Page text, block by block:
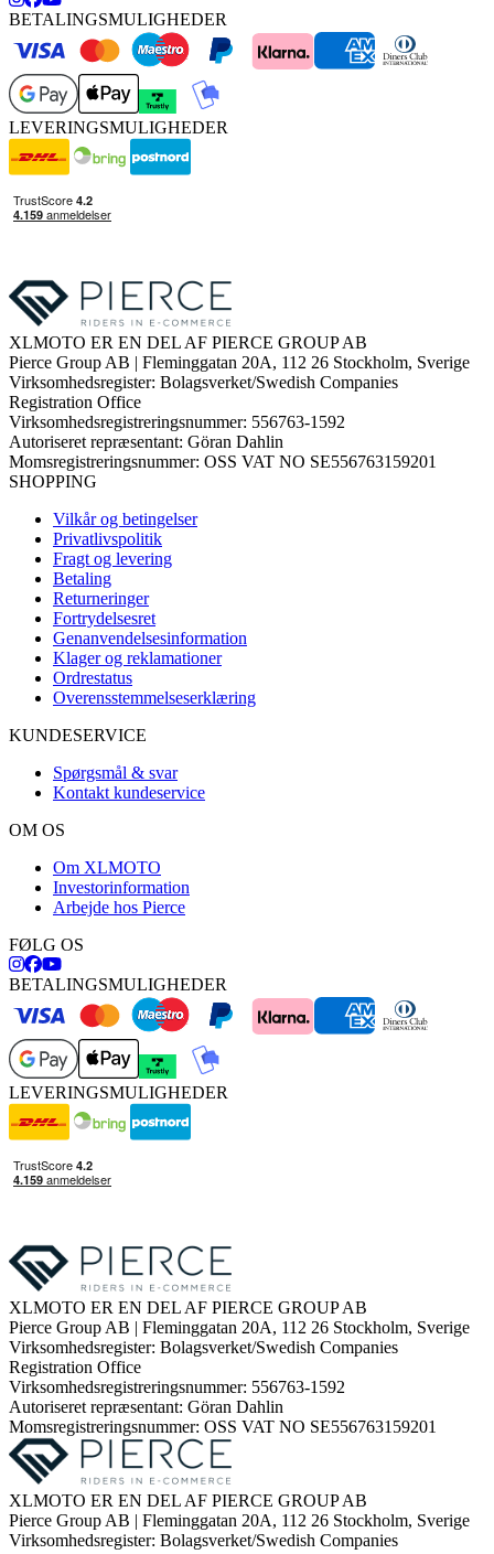
BETALINGSMULIGHEDER
LEVERINGSMULIGHEDER
XLMOTO ER EN DEL AF PIERCE GROUP AB
Pierce Group AB | Fleminggatan 20A, 112 26 Stockholm, Sverige
Virksomhedsregister: Bolagsverket/Swedish Companies
Registration Office
Virksomhedsregistreringsnummer: 556763-1592
Autoriseret repræsentant: Göran Dahlin
Momsregistreringsnummer: OSS VAT NO SE556763159201
SHOPPING
Vilkår og betingelser
Privatlivspolitik
Fragt og levering
Betaling
Returneringer
Fortrydelsesret
Genanvendelsesinformation
Klager og reklamationer
Ordrestatus
Overensstemmelseserklæring
KUNDESERVICE
Spørgsmål & svar
Kontakt kundeservice
OM OS
Om XLMOTO
Investorinformation
Arbejde hos Pierce
FØLG OS
BETALINGSMULIGHEDER
LEVERINGSMULIGHEDER
XLMOTO ER EN DEL AF PIERCE GROUP AB
Pierce Group AB | Fleminggatan 20A, 112 26 Stockholm, Sverige
Virksomhedsregister: Bolagsverket/Swedish Companies
Registration Office
Virksomhedsregistreringsnummer: 556763-1592
Autoriseret repræsentant: Göran Dahlin
Momsregistreringsnummer: OSS VAT NO SE556763159201
XLMOTO ER EN DEL AF PIERCE GROUP AB
Pierce Group AB | Fleminggatan 20A, 112 26 Stockholm, Sverige
Virksomhedsregister: Bolagsverket/Swedish Companies